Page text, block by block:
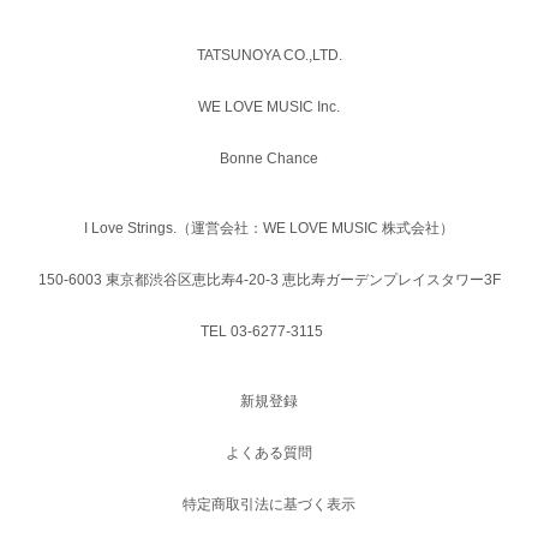
TATSUNOYA CO.,LTD.
WE LOVE MUSIC Inc.
Bonne Chance
I Love Strings.（運営会社：WE LOVE MUSIC 株式会社）
150-6003 東京都渋谷区恵比寿4-20-3 恵比寿ガーデンプレイスタワー3F
TEL 03-6277-3115
新規登録
よくある質問
特定商取引法に基づく表示